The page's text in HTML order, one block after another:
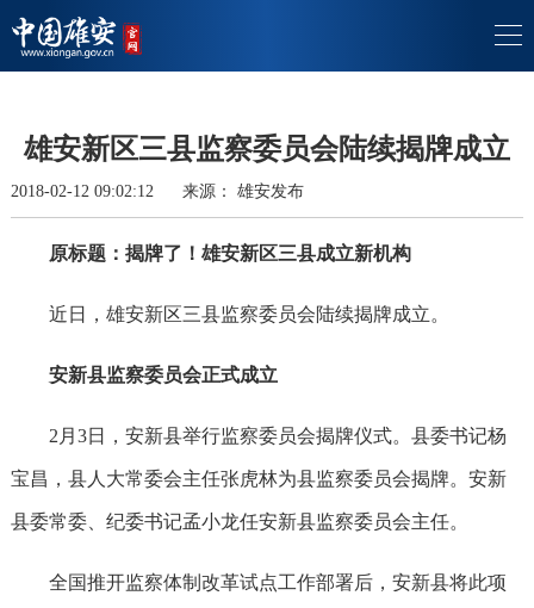
雄安新区三县监察委员会陆续揭牌成立
2018-02-12 09:02:12 来源： 雄安发布
原标题：揭牌了！雄安新区三县成立新机构
近日，雄安新区三县监察委员会陆续揭牌成立。
安新县监察委员会正式成立
2月3日，安新县举行监察委员会揭牌仪式。县委书记杨
宝昌，县人大常委会主任张虎林为县监察委员会揭牌。安新
县委常委、纪委书记孟小龙任安新县监察委员会主任。
全国推开监察体制改革试点工作部署后，安新县将此项